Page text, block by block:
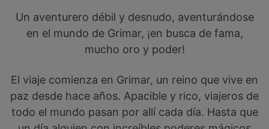
Un aventurero débil y desnudo, aventurándose
en el mundo de Grimar, ¡en busca de fama,
mucho oro y poder!
El viaje comienza en Grimar, un reino que vive en
paz desde hace años. Apacible y rico, viajeros de
todo el mundo pasan por allí cada día. Hasta que